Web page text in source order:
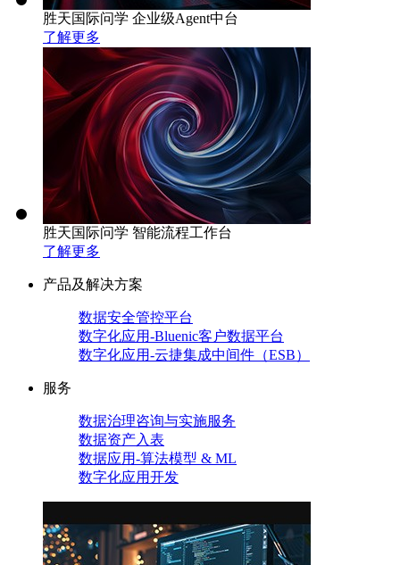
胜天国际问学 企业级Agent中台
了解更多
胜天国际问学 智能流程工作台
了解更多
产品及解决方案
数据安全管控平台
数字化应用-Bluenic客户数据平台
数字化应用-云捷集成中间件（ESB）
服务
数据治理咨询与实施服务
数据资产入表
数据应用-算法模型 & ML
数字化应用开发